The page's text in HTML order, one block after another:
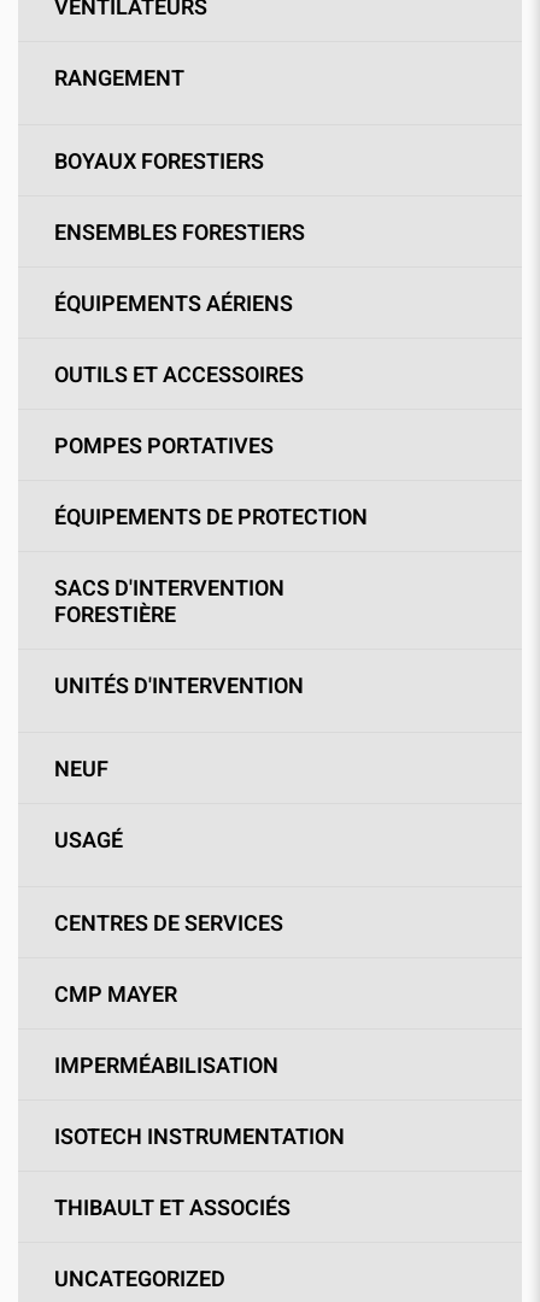
VENTILATEURS
RANGEMENT
BOYAUX FORESTIERS
ENSEMBLES FORESTIERS
ÉQUIPEMENTS AÉRIENS
OUTILS ET ACCESSOIRES
POMPES PORTATIVES
ÉQUIPEMENTS DE PROTECTION
SACS D'INTERVENTION
FORESTIÈRE
UNITÉS D'INTERVENTION
NEUF
USAGÉ
CENTRES DE SERVICES
CMP MAYER
IMPERMÉABILISATION
ISOTECH INSTRUMENTATION
THIBAULT ET ASSOCIÉS
UNCATEGORIZED